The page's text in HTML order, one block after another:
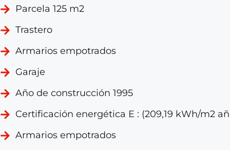
Parcela 125 m2
Trastero
Armarios empotrados
Garaje
Año de construcción 1995
Certificación energética E : (209,19 kWh/m2
Armarios empotrados